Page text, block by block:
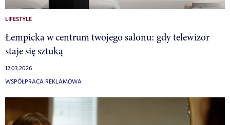
LIFESTYLE
Łempicka w centrum twojego salonu: gdy telewizor
staje się sztuką
12.03.2026
WSPÓŁPRACA REKLAMOWA